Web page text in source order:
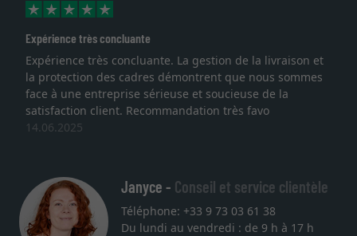
Expérience très concluante
Expérience très concluante. La gestion de la livraison et
la protection des cadres démontrent que nous sommes
face à une entreprise sérieuse et soucieuse de la
satisfaction client. Recommandation très favo
14.06.2025
Janyce - Conseil et service clientèle
Téléphone: +33 9 73 03 61 38
Du lundi au vendredi : de 9 h à 17 h